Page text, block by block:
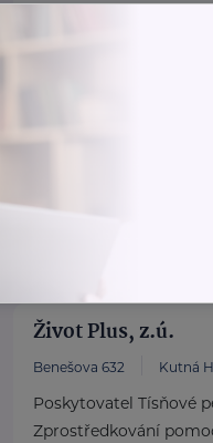
Život Plus, z.ú.
Benešova 632 Kutná
Poskytovatel Tísňové
Zprostředkování